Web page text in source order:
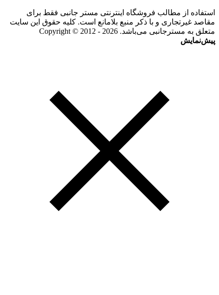
استفاده از مطالب فروشگاه اینترنتی مستر جانبی فقط برای
مقاصد غیرتجاری و با ذکر منبع بلامانع است. کلیه حقوق این سایت
متعلق به مسترجانبی می‌باشد. Copyright © 2012 - 2026
پیش‌نمایش